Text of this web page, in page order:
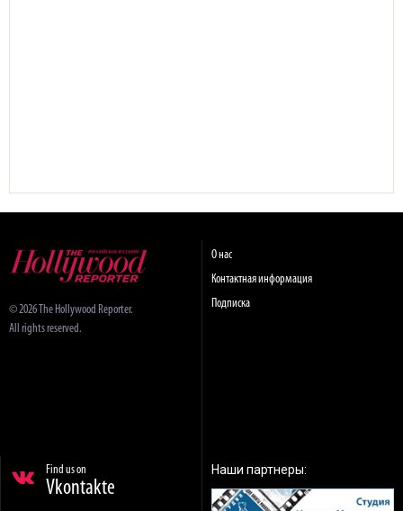
© 2026 The Hollywood Reporter.
All rights reserved.
О нас
Контактная информация
Подписка
Find us on
Vkontakte
Наши партнеры: